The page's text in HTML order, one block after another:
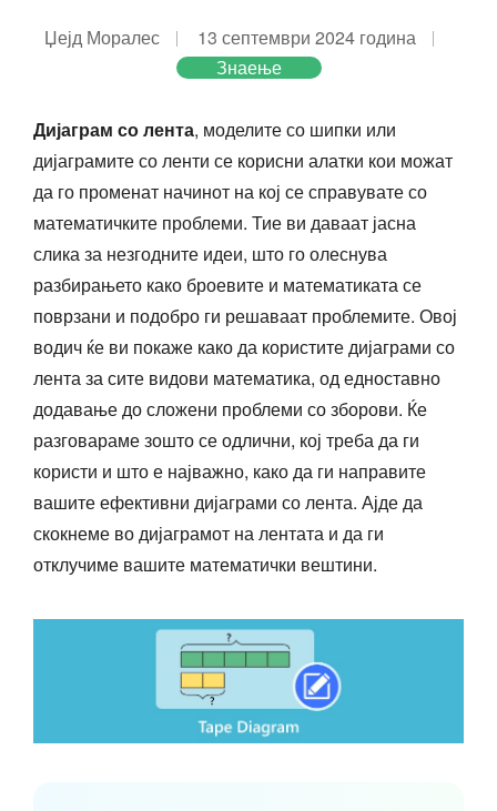
Џејд Моралес
13 септември 2024 година
Знаење
Дијаграм со лента, моделите со шипки или
дијаграмите со ленти се корисни алатки кои можат
да го променат начинот на кој се справувате со
математичките проблеми. Тие ви даваат јасна
слика за незгодните идеи, што го олеснува
разбирањето како броевите и математиката се
поврзани и подобро ги решаваат проблемите. Овој
водич ќе ви покаже како да користите дијаграми со
лента за сите видови математика, од едноставно
додавање до сложени проблеми со зборови. Ќе
разговараме зошто се одлични, кој треба да ги
користи и што е најважно, како да ги направите
вашите ефективни дијаграми со лента. Ајде да
скокнеме во дијаграмот на лентата и да ги
отклучиме вашите математички вештини.